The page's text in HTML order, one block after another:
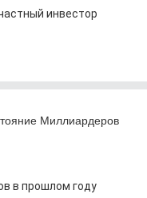
инвестор
Миллиардеров
в прошлом году